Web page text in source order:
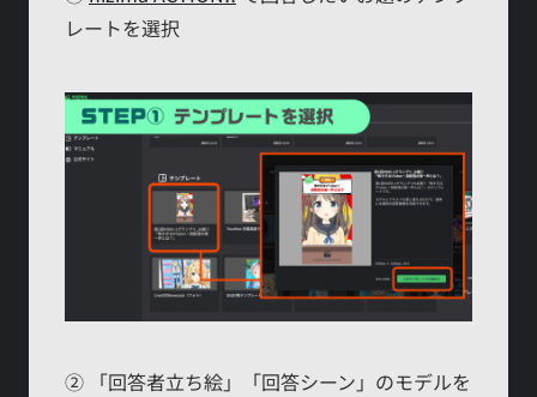
レートを選択
② 「回答者立ち絵」「回答シーン」のモデルを